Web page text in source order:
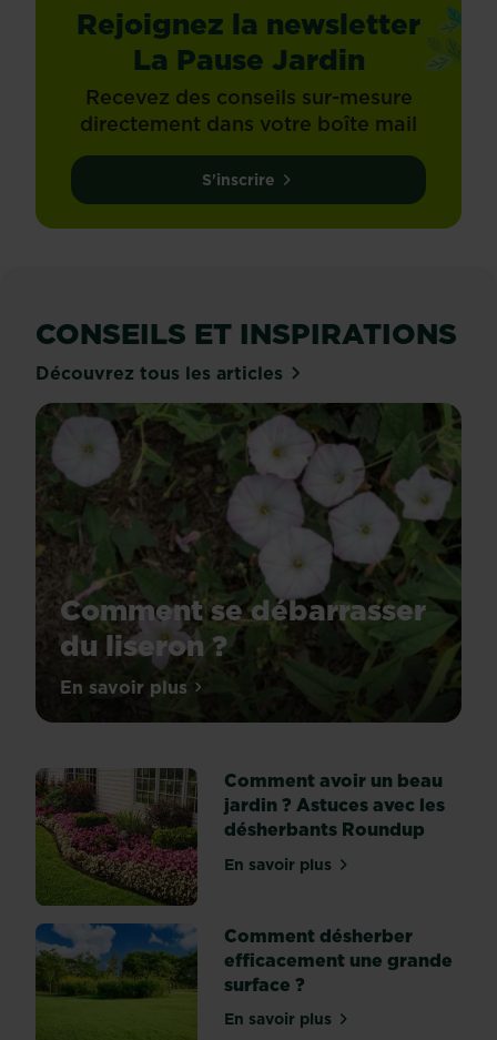
Rejoignez la newsletter
La Pause Jardin
Recevez des conseils sur-mesure
directement dans votre boîte mail
S'inscrire
CONSEILS ET INSPIRATIONS
Découvrez tous les articles
Comment se débarrasser
du liseron ?
L’arrivée
généralement
de
l’apparition
de
mauvaises
herbes
dans
votre
jardin.
Ces
En savoir plussur Comment se débarrasser du liseron
Comment avoir un beau
jardin ? Astuces avec les
désherbants Roundup
En savoir plussur Comment avoir un
Comment désherber
efficacement une grande
surface ?
En savoir plussur Comment désherber